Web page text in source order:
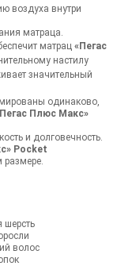
воздуха внутри
матраца.
матрац «Пегас
настилу
значительный
одинаково,
Плюс Макс»
и долговечность.
Pocket
шерсть
волос